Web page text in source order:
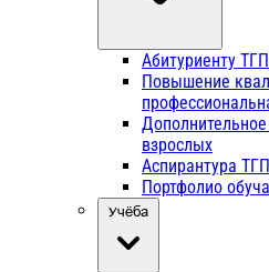
Абитуриенту
Повышение
взрослых
Аспирантура
Портфолио
Учёба